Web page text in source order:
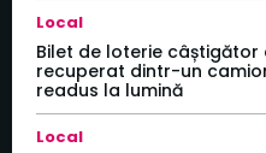
Local
Bilet de loterie câștigător
recuperat dintr-un
readus la lumină
Local